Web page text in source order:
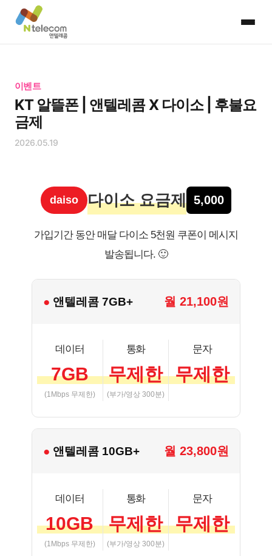
이벤트
KT 알뜰폰 | 앤텔레콤 X 다이소 | 후불요
금제
2026.05.19
daiso 다이소 요금제 5,000
가입기간 동안 매달 다이소 5천원 쿠폰이 메시지
발송됩니다. 🙂
● 앤텔레콤 7GB+ 월 21,100원
데이터
7GB
(1Mbps 무제한)
통화
무제한
(부가/영상 300분)
문자
무제한
● 앤텔레콤 10GB+ 월 23,800원
데이터
10GB
(1Mbps 무제한)
통화
무제한
(부가/영상 300분)
문자
무제한